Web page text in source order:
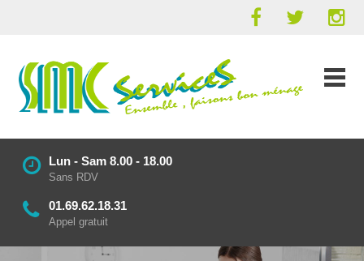
Lun - Sam 8.00 - 18.00
Sans RDV
01.69.62.18.31
Appel gratuit